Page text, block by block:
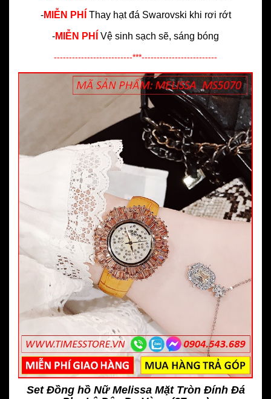
-MIỄN PHÍ Thay hạt đá Swarovski khi rơi rớt
-MIỄN PHÍ Vệ sinh sạch sẽ, sáng bóng
--------------------------***-------------------------
Set Đồng hồ Nữ Melissa Mặt Tròn Đính Đá